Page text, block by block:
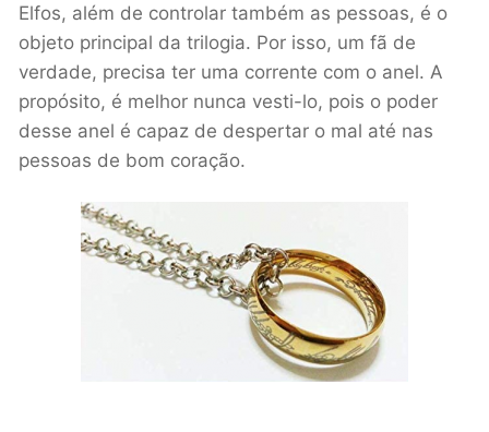
Elfos, além de controlar também as pessoas, é o
objeto principal da trilogia. Por isso, um fã de
verdade, precisa ter uma corrente com o anel. A
propósito, é melhor nunca vesti-lo, pois o poder
desse anel é capaz de despertar o mal até nas
pessoas de bom coração.